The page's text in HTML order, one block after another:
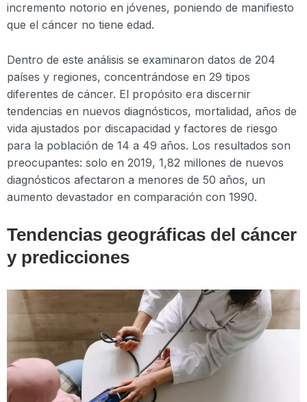
incremento notorio en jóvenes, poniendo de manifiesto
que el cáncer no tiene edad.
Dentro de este análisis se examinaron datos de 204
países y regiones, concentrándose en 29 tipos
diferentes de cáncer. El propósito era discernir
tendencias en nuevos diagnósticos, mortalidad, años de
vida ajustados por discapacidad y factores de riesgo
para la población de 14 a 49 años. Los resultados son
preocupantes: solo en 2019, 1,82 millones de nuevos
diagnósticos afectaron a menores de 50 años, un
aumento devastador en comparación con 1990.
Tendencias geográficas del cáncer
y predicciones